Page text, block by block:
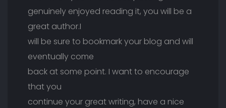
genuinely enjoyed reading it, you will be a
great author.I
will be sure to bookmark your blog and will
eventually come
back at some point. I want to encourage
that you
continue your great writing, have a nice